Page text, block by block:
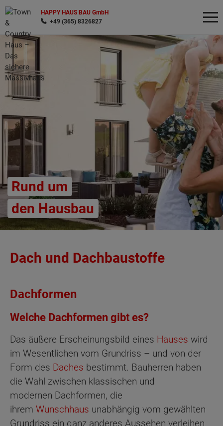
HAPPY HAUS BAU GmbH
+49 (365) 8326827
Rund um
den Hausbau
Dach und Dachbaustoffe
Dachformen
Welche Dachformen gibt es?
Das äußere Erscheinungsbild eines Hauses wird
im Wesentlichen vom Grundriss – und von der
Form des Daches bestimmt. Bauherren haben
die Wahl zwischen klassischen und
modernen Dachformen, die
ihrem Wunschhaus unabhängig vom gewählten
Grundriss ein ganz anderes Aussehen verleihen
Wonach möchten Sie suchen?